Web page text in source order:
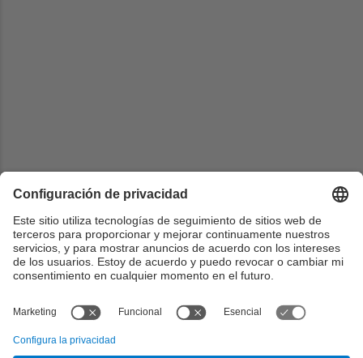
Tongji University
País
China
https://study.tongji.edu.cn/info/1064/1457.htm
Documentación